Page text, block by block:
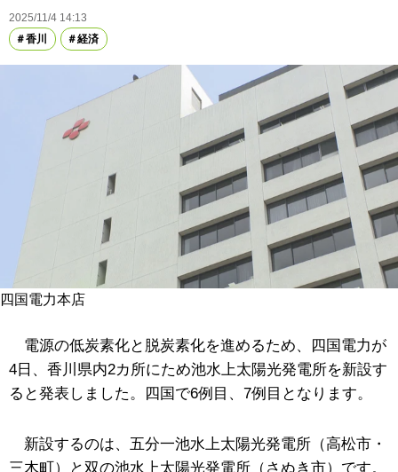
2025/11/4 14:13
香川
経済
四国電力本店
電源の低炭素化と脱炭素化を進めるため、四国電力が
4日、香川県内2カ所にため池水上太陽光発電所を新設す
ると発表しました。四国で6例目、7例目となります。
新設するのは、五分一池水上太陽光発電所（高松市・
三木町）と双の池水上太陽光発電所（さぬき市）です。